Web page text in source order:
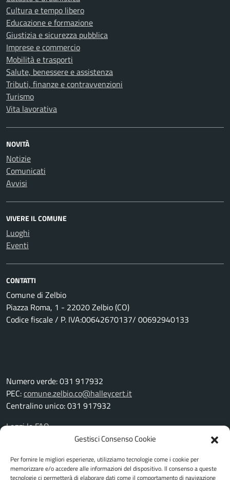
Gestisci Consenso Cookie
Per fornire le migliori esperienze, utilizziamo tecnologie come i cookie per
memorizzare e/o accedere alle informazioni del dispositivo. Il consenso a queste
tecnologie ci permetterà di elaborare dati come il comportamento di navigazione
Cultura e tempo libero
Educazione e formazione
Giustizia e sicurezza pubblica
Imprese e commercio
Mobilità e trasporti
Salute, benessere e assistenza
Tributi, finanze e contravvenzioni
Turismo
Vita lavorativa
NOVITÀ
Notizie
Comunicati
Avvisi
VIVERE IL COMUNE
Luoghi
Eventi
CONTATTI
Comune di Zelbio
Piazza Roma, 1 - 22020 Zelbio (CO)
Codice fiscale / P. IVA:00642670137/ 00692940133
Numero verde: 031 917932
PEC:comune.zelbio.co@halleycert.it
Centralino unico: 031 917932
Leggi le FAQ
Prenotazione appuntamento
Richiesta assistenza
Amministrazione trasparente